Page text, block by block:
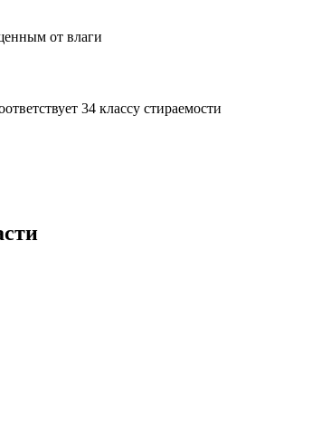
от влаги
34 классу стираемости